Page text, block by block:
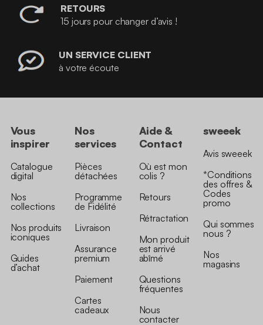
RETOURS
15 jours pour changer d’avis !
UN SERVICE CLIENT
à votre écoute
Vous
inspirer
Catalogue
digital
Nos
collections
Nos produits
iconiques
Guides
d’achat
Nos
services
Pièces
détachées
Programme
de Fidélité
Livraison
Assurance
premium
Paiement
Cartes
cadeaux
Aide &
Contact
Où est mon
colis ?
Retours
Rétractation
Mon produit
est arrivé
abîmé
Questions
fréquentes
Nous
contacter
sweeek
Avis sweeek
*Conditions
des offres &
Codes
promo
Qui sommes
nous ?
Nos
magasins